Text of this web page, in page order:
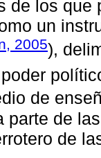
de los que
un
2005),
de
parte de
de